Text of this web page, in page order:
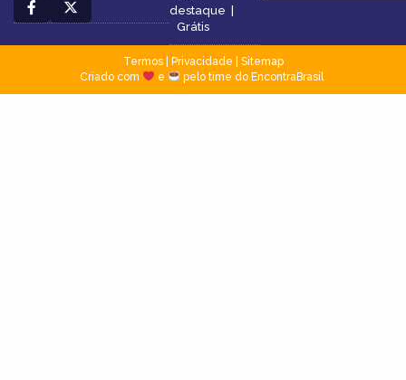
destaque |
Grátis
Termos| Privacidade
Sitemap
Criado com
e pelo time do EncontraBrasil